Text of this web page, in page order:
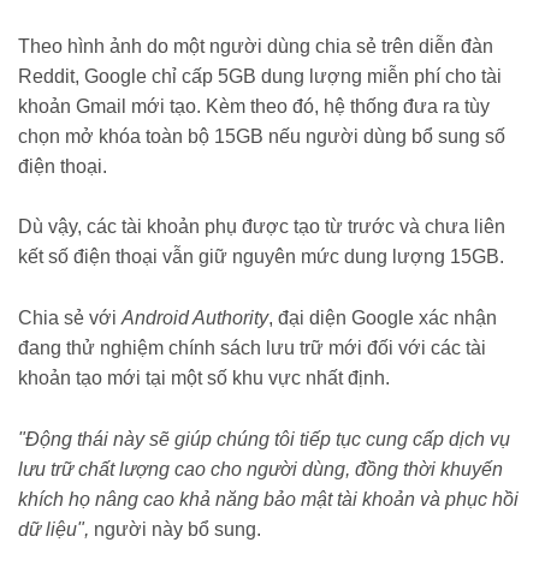
Theo hình ảnh do một người dùng chia sẻ trên diễn đàn
Reddit, Google chỉ cấp 5GB dung lượng miễn phí cho tài
khoản Gmail mới tạo. Kèm theo đó, hệ thống đưa ra tùy
chọn mở khóa toàn bộ 15GB nếu người dùng bổ sung số
điện thoại.
Dù vậy, các tài khoản phụ được tạo từ trước và chưa liên
kết số điện thoại vẫn giữ nguyên mức dung lượng 15GB.
Chia sẻ với Android Authority, đại diện Google xác nhận
đang thử nghiệm chính sách lưu trữ mới đối với các tài
khoản tạo mới tại một số khu vực nhất định.
"Động thái này sẽ giúp chúng tôi tiếp tục cung cấp dịch vụ
lưu trữ chất lượng cao cho người dùng, đồng thời khuyến
khích họ nâng cao khả năng bảo mật tài khoản và phục hồi
dữ liệu", người này bổ sung.